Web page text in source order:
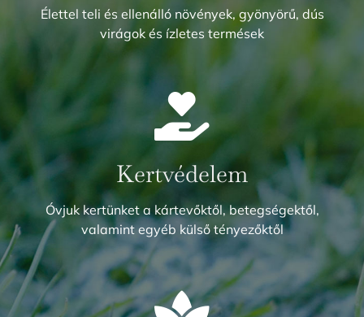
Élettel teli és ellenálló növények, gyönyörű, dús
virágok és ízletes termések
Kertvédelem
Óvjuk kertünket a kártevőktől, betegségektől,
valamint egyéb külső tényezőktől